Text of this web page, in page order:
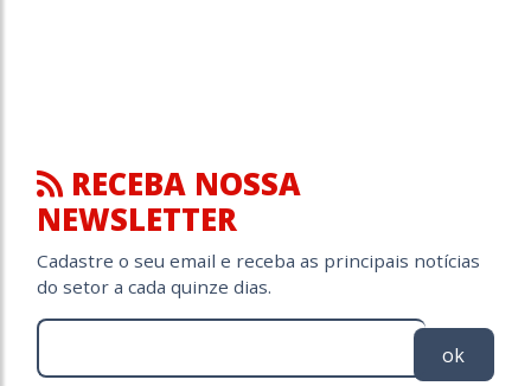
RECEBA NOSSA
NEWSLETTER
Cadastre o seu email e receba as principais notícias
do setor a cada quinze dias.
ok